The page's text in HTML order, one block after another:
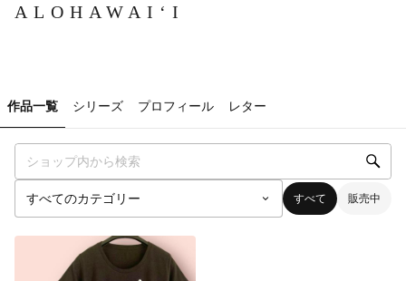
ALOHAWAIʻI
作品一覧 シリーズ プロフィール レター
すべて 販売中